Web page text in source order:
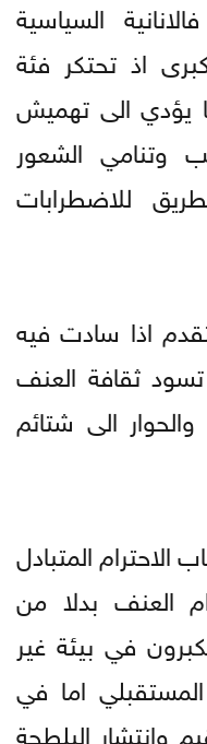
السياسية
اذ تحتكر فئة
يؤدي الى تهميش
الشعور
للاضطرابات
اذا سادت فيه
ثقافة العنف
الى شتائم
المتبادل
العنف بدلا من
في بيئة غير
اما في
وانتشار البلطجة